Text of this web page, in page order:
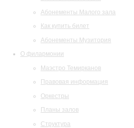
Абонементы Малого зала
Как купить билет
Абонементы Музитория
О филармонии
Маэстро Темирканов
Правовая информация
Оркестры
Планы залов
Структура